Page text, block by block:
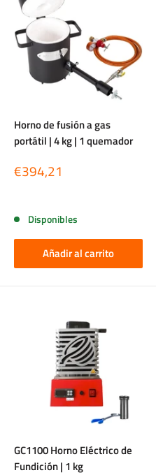
Horno de fusión a gas
portátil | 4 kg | 1 quemador
Precio
de
€394,21
Disponibles
Añadir al carrito
GC1100 Horno Eléctrico de
Fundición | 1 kg